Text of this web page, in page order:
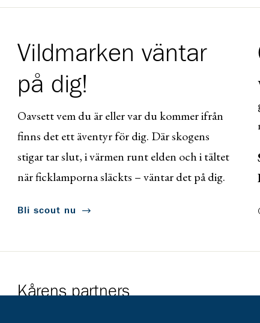
Vildmarken väntar
på dig!
Oavsett vem du är eller var du kommer ifrån
finns det ett äventyr för dig. Där skogens
stigar tar slut, i värmen runt elden och i tältet
när ficklamporna släckts – väntar det på dig.
Bli scout nu
Kårens partners